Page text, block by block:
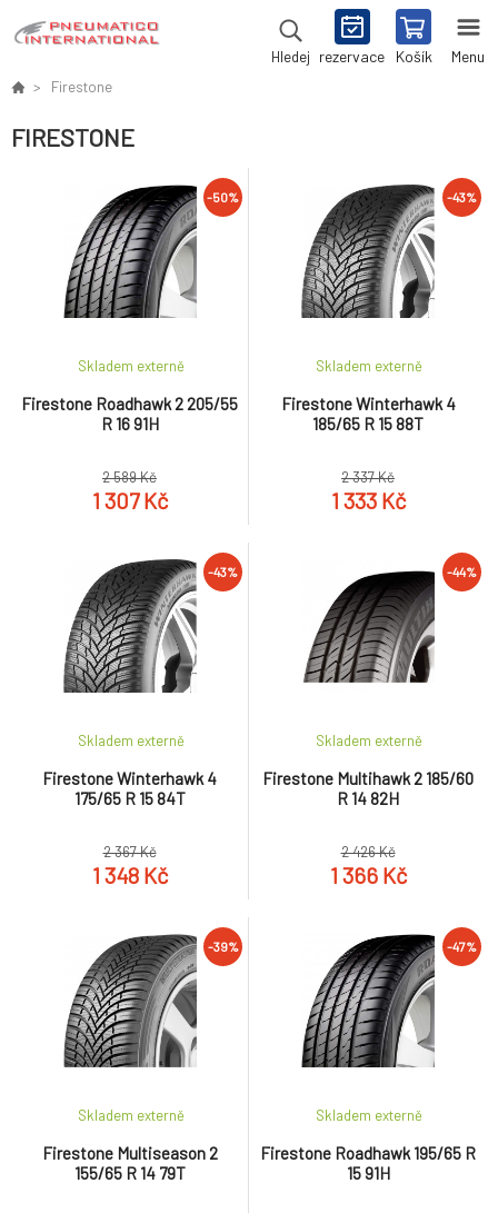
Hledej rezervace Košík Menu
Firestone
FIRESTONE
-50%
Firestone Roadhawk 2 205/55
R 16 91H
Skladem externě
2 589 Kč
1 307 Kč
-43%
Firestone Winterhawk 4
185/65 R 15 88T
Skladem externě
2 337 Kč
1 333 Kč
-43%
Firestone Winterhawk 4
175/65 R 15 84T
Skladem externě
2 367 Kč
1 348 Kč
-44%
Firestone Multihawk 2 185/60
R 14 82H
Skladem externě
2 426 Kč
1 366 Kč
-39%
Firestone Multiseason 2
155/65 R 14 79T
Skladem externě
-47%
Firestone Roadhawk 195/65 R
15 91H
Skladem externě